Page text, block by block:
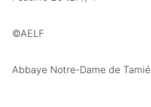
©AELF
Abbaye Notre-Dame de Tamié